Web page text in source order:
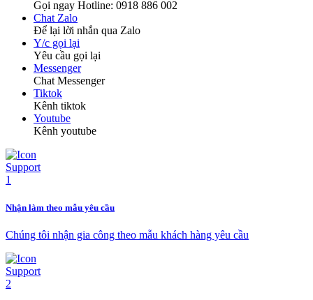
Gọi ngay Hotline: 0918 886 002
Chat Zalo
Để lại lời nhắn qua Zalo
Y/c gọi lại
Yêu cầu gọi lại
Messenger
Chat Messenger
Tiktok
Kênh tiktok
Youtube
Kênh youtube
Nhận làm theo mẫu yêu cầu
Chúng tôi nhận gia công theo mẫu khách hàng yêu cầu